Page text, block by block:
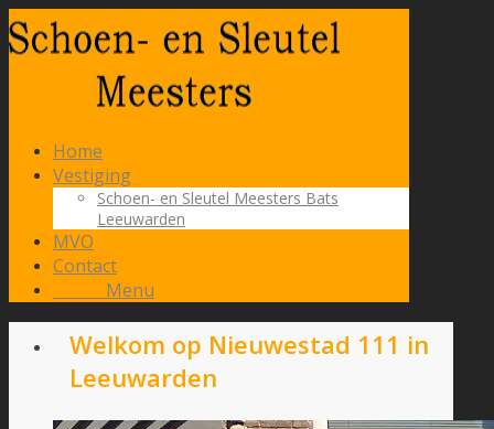
Home
Vestiging
Schoen- en Sleutel Meesters Bats
Leeuwarden
MVO
Contact
Menu
Welkom op Nieuwestad 111 in
Leeuwarden